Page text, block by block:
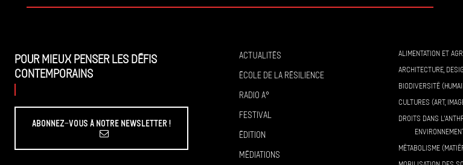
Pour mieux penser les défis
contemporains
Abonnez-vous à Notre Newsletter !
Actualités
École de la résilience
Radio A°
Festival
Édition
Médiations
ALIMENTATION ET
ARCHITECTURE,
BIODIVERSITÉ
CULTURES (ART,
DROITS DANS
MÉTABOLISME